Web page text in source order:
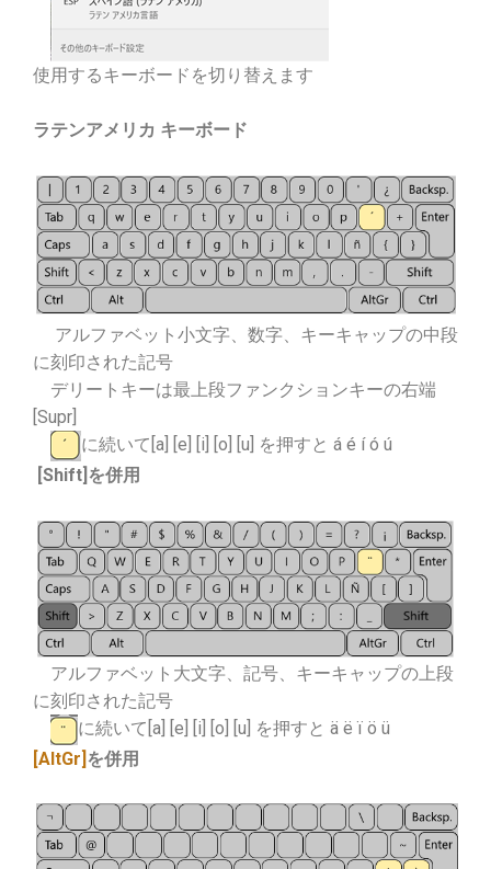
使用するキーボードを切り替えます
ラテンアメリカ キーボード
アルファベット小文字、数字、キーキャップの中段
に刻印された記号
デリートキーは最上段ファンクションキーの右端
[Supr]
に続いて[a] [e] [i] [o] [u] を押すと á é í ó ú
[Shift]を併用
アルファベット大文字、記号、キーキャップの上段
に刻印された記号
に続いて[a] [e] [i] [o] [u] を押すと ä ë ï ö ü
[AltGr] を併用